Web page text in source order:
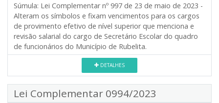
Súmula: Lei Complementar nº 997 de 23 de maio de 2023 -
Alteram os símbolos e fixam vencimentos para os cargos
de provimento efetivo de nível superior que menciona e
revisão salarial do cargo de Secretário Escolar do quadro
de funcionários do Município de Rubelita.
DETALHES
Lei Complementar 0994/2023